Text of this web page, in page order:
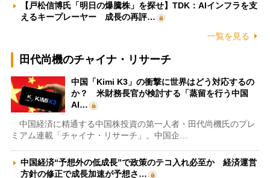
【戸松信博氏「明日の爆騰株」を探せ】TDK：AIインフラを支
えるキープレーヤー 成長の再評…
一覧を見る
田代尚機のチャイナ・リサーチ
中国「Kimi K3」の衝撃に世界はどう対応するの
か？ 米財務長官が検討する「蒸留を行う中国
AI…
中国経済に精通する中国株投資の第一人者・田代尚機氏のプレ
ミアム連載「チャイナ・リサーチ」。中国企…
中国経済“予想外の低成長”で政策のテコ入れ必至か 経済運営
方針の修正で成長加速が予想さ…